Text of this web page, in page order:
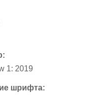
1: 2019
шрифта: